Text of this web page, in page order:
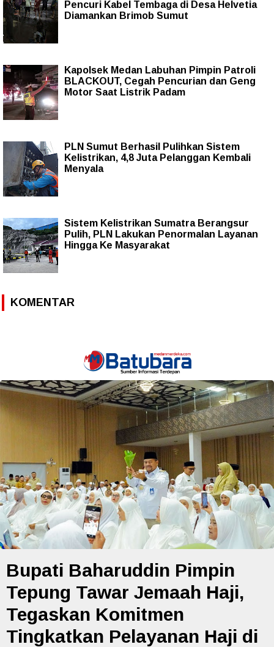
Pencuri Kabel Tembaga di Desa Helvetia
Diamankan Brimob Sumut
Kapolsek Medan Labuhan Pimpin Patroli
BLACKOUT, Cegah Pencurian dan Geng
Motor Saat Listrik Padam
PLN Sumut Berhasil Pulihkan Sistem
Kelistrikan, 4,8 Juta Pelanggan Kembali
Menyala
Sistem Kelistrikan Sumatra Berangsur
Pulih, PLN Lakukan Penormalan Layanan
Hingga Ke Masyarakat
KOMENTAR
Bupati Baharuddin Pimpin
Tepung Tawar Jemaah Haji,
Tegaskan Komitmen
Tingkatkan Pelayanan Haji di